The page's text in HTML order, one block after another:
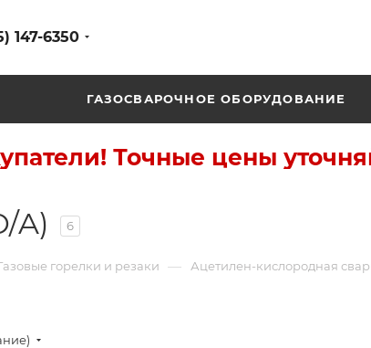
147-6350
ГАЗОСВАРОЧНОЕ ОБОРУДОВАНИЕ
Точные цены
A) 6
горелки и резаки — Ацетилен-кислородная